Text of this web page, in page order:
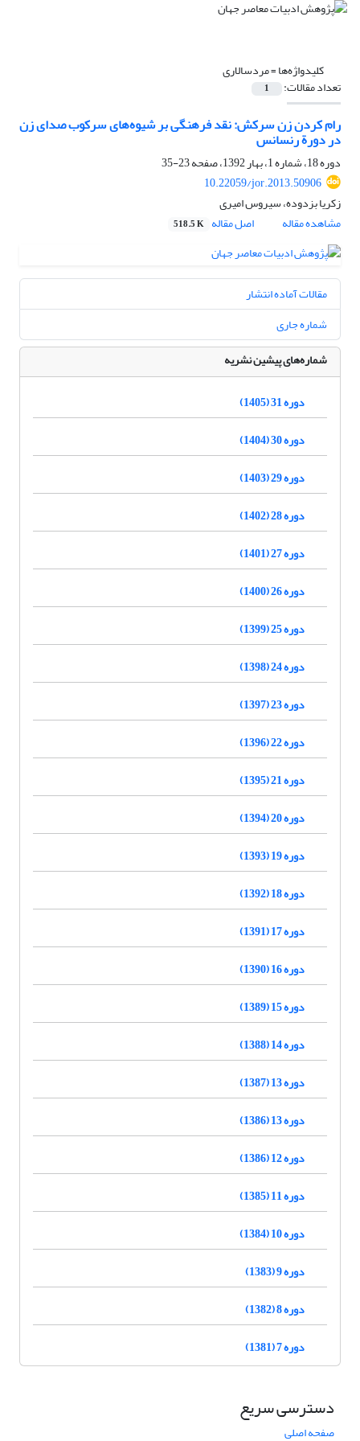
کلیدواژه‌ها =مردسالاری
تعداد مقالات: 1
رام کردن زن سرکش: نقد فرهنگی بر شیوه‌های سرکوب صدای زن
در دورة رنسانس
دوره 18، شماره 1، بهار 1392، صفحه
23-35
10.22059/jor.2013.50906
زکریا بزدوده، سیروس امیری
مشاهده مقاله
اصل مقاله 518.5 K
مقالات آماده انتشار
شماره جاری
شماره‌های پیشین نشریه
دوره 31 (1405)
دوره 30 (1404)
دوره 29 (1403)
دوره 28 (1402)
دوره 27 (1401)
دوره 26 (1400)
دوره 25 (1399)
دوره 24 (1398)
دوره 23 (1397)
دوره 22 (1396)
دوره 21 (1395)
دوره 20 (1394)
دوره 19 (1393)
دوره 18 (1392)
دوره 17 (1391)
دوره 16 (1390)
دوره 15 (1389)
دوره 14 (1388)
دوره 13 (1387)
دوره 13 (1386)
دوره 12 (1386)
دوره 11 (1385)
دوره 10 (1384)
دوره 9 (1383)
دوره 8 (1382)
دوره 7 (1381)
دسترسی سریع
صفحه اصلی